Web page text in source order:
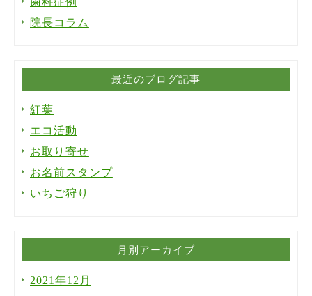
院長コラム
最近のブログ記事
紅葉
エコ活動
お取り寄せ
お名前スタンプ
いちご狩り
月別アーカイブ
2021年12月